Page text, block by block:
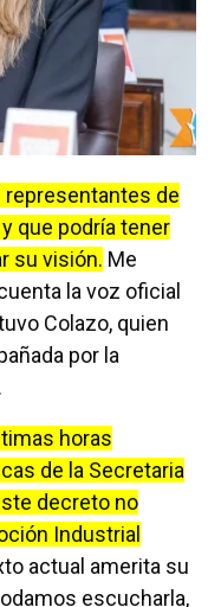
representantes de
que podría tener
su visión. Me
la voz oficial
Colazo, quien
por la
horas
de la Secretaria
decreto no
Industrial
actual amerita su
escucharla,